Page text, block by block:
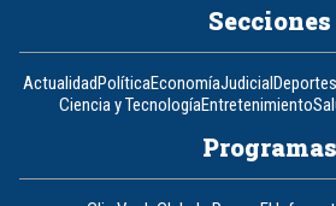
Secciones
ActualidadPolíticaEconomíaJudicialDeportes
Ciencia y TecnologíaEntretenimiento
Programas